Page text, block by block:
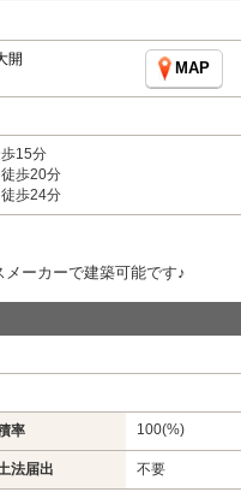
開
MAP
15分
歩20分
歩24分
ーカーで建築可能です♪
率 100(%)
法届出 不要